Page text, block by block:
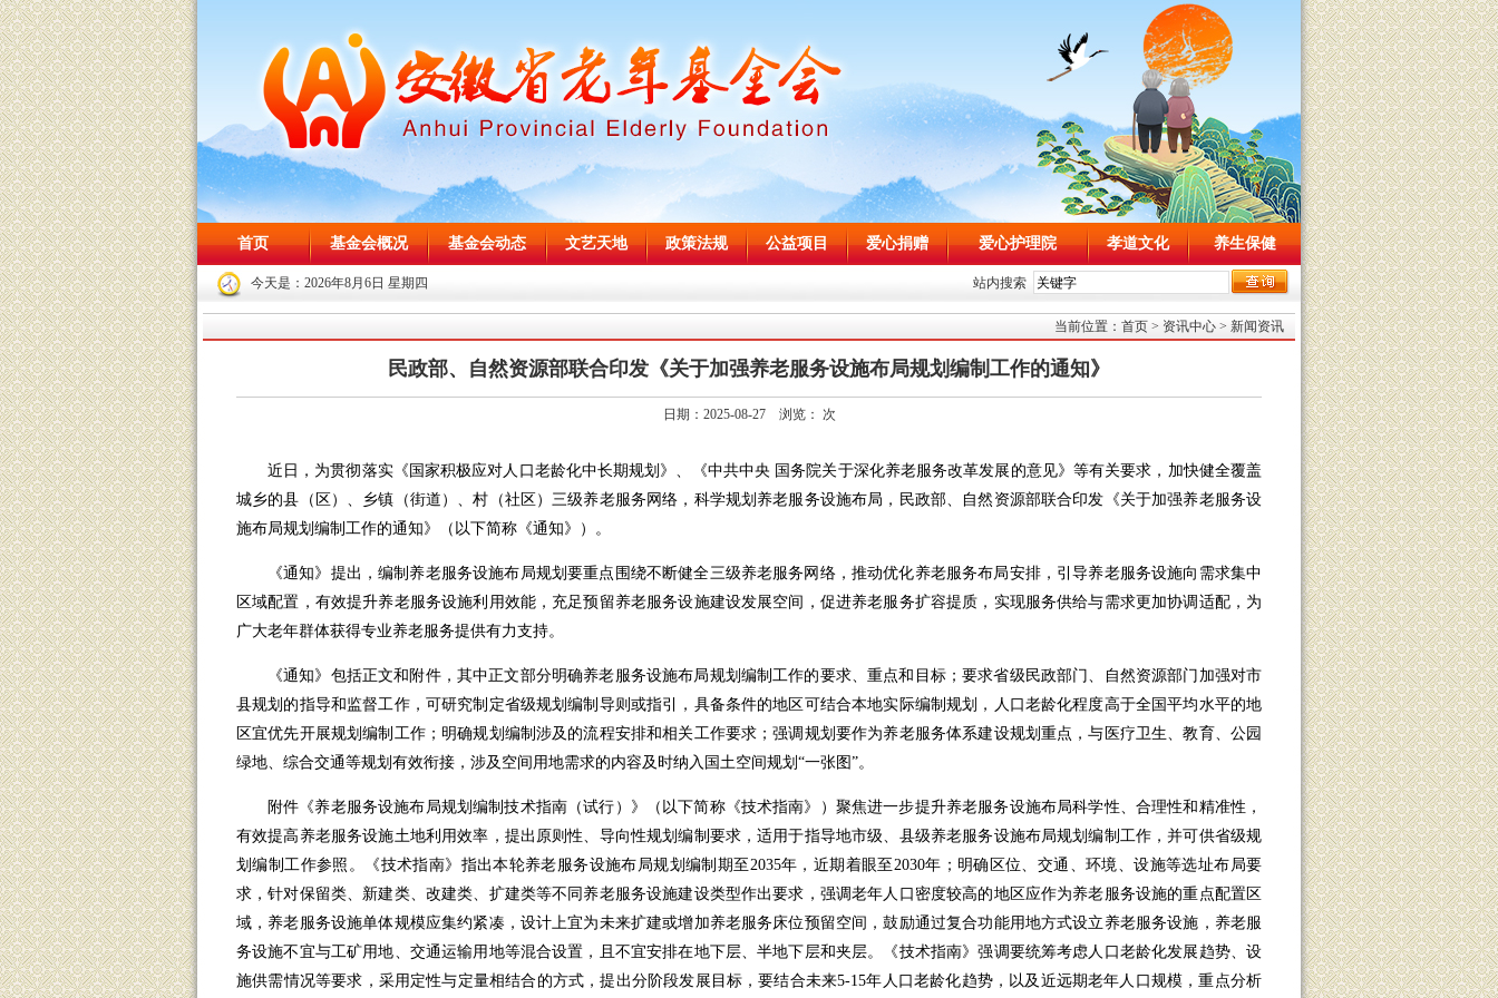
首页 基金会概况 基金会动态 文艺天地 政策法规 公益项目 爱心捐赠 爱心护理院 孝道文化 养生保健
今天是： 2026年8月6日 星期四 站内搜索
当前位置： 首页 > 资讯中心 > 新闻资讯
民政部、自然资源部联合印发《关于加强养老服务设施布局规划编制工作的通知》
日期：2025-08-27 浏览： 次
近日，为贯彻落实《国家积极应对人口老龄化中长期规划》、《中共中央 国务院关于深化养老服务改革发展的意见》等有关要求，加快健全覆盖
城乡的县（区）、乡镇（街道）、村（社区）三级养老服务网络，科学规划养老服务设施布局，民政部、自然资源部联合印发《关于加强养老服务设
施布局规划编制工作的通知》（以下简称《通知》）。
《通知》提出，编制养老服务设施布局规划要重点围绕不断健全三级养老服务网络，推动优化养老服务布局安排，引导养老服务设施向需求集中
区域配置，有效提升养老服务设施利用效能，充足预留养老服务设施建设发展空间，促进养老服务扩容提质，实现服务供给与需求更加协调适配，为
广大老年群体获得专业养老服务提供有力支持。
《通知》包括正文和附件，其中正文部分明确养老服务设施布局规划编制工作的要求、重点和目标；要求省级民政部门、自然资源部门加强对市
县规划的指导和监督工作，可研究制定省级规划编制导则或指引，具备条件的地区可结合本地实际编制规划，人口老龄化程度高于全国平均水平的地
区宜优先开展规划编制工作；明确规划编制涉及的流程安排和相关工作要求；强调规划要作为养老服务体系建设规划重点，与医疗卫生、教育、公园
绿地、综合交通等规划有效衔接，涉及空间用地需求的内容及时纳入国土空间规划“一张图”。
附件《养老服务设施布局规划编制技术指南（试行）》（以下简称《技术指南》）聚焦进一步提升养老服务设施布局科学性、合理性和精准性，
有效提高养老服务设施土地利用效率，提出原则性、导向性规划编制要求，适用于指导地市级、县级养老服务设施布局规划编制工作，并可供省级规
划编制工作参照。《技术指南》指出本轮养老服务设施布局规划编制期至2035年，近期着眼至2030年；明确区位、交通、环境、设施等选址布局要
求，针对保留类、新建类、改建类、扩建类等不同养老服务设施建设类型作出要求，强调老年人口密度较高的地区应作为养老服务设施的重点配置区
域，养老服务设施单体规模应集约紧凑，设计上宜为未来扩建或增加养老服务床位预留空间，鼓励通过复合功能用地方式设立养老服务设施，养老服
务设施不宜与工矿用地、交通运输用地等混合设置，且不宜安排在地下层、半地下层和夹层。《技术指南》强调要统筹考虑人口老龄化发展趋势、设
施供需情况等要求，采用定性与定量相结合的方式，提出分阶段发展目标，要结合未来5-15年人口老龄化趋势，以及近远期老年人口规模，重点分析